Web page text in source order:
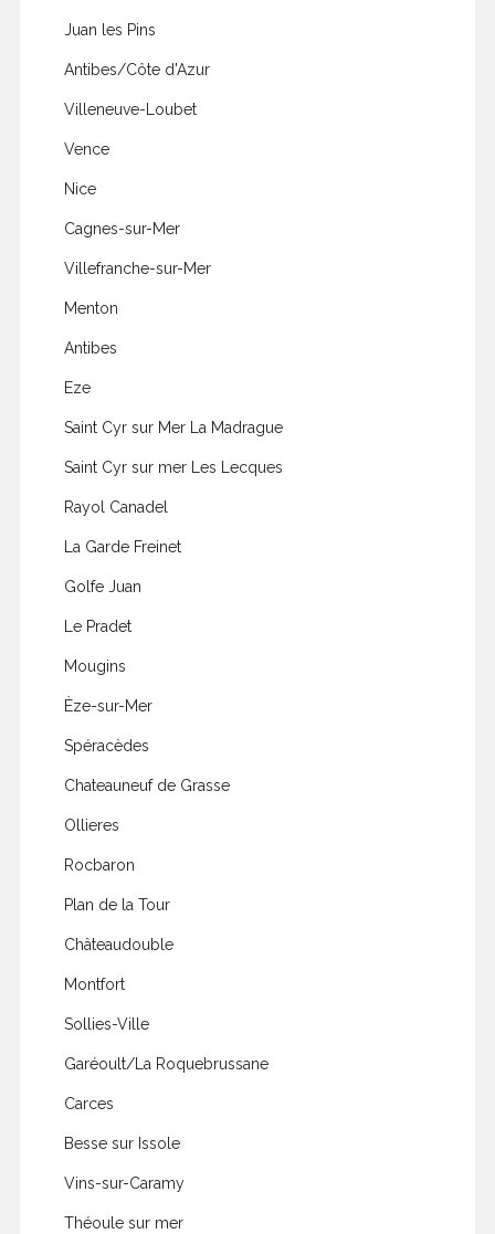
Juan les Pins
Antibes/Côte d'Azur
Villeneuve-Loubet
Vence
Nice
Cagnes-sur-Mer
Villefranche-sur-Mer
Menton
Antibes
Eze
Saint Cyr sur Mer La Madrague
Saint Cyr sur mer Les Lecques
Rayol Canadel
La Garde Freinet
Golfe Juan
Le Pradet
Mougins
Èze-sur-Mer
Spéracèdes
Chateauneuf de Grasse
Ollieres
Rocbaron
Plan de la Tour
Châteaudouble
Montfort
Sollies-Ville
Garéoult/La Roquebrussane
Carces
Besse sur Issole
Vins-sur-Caramy
Théoule sur mer